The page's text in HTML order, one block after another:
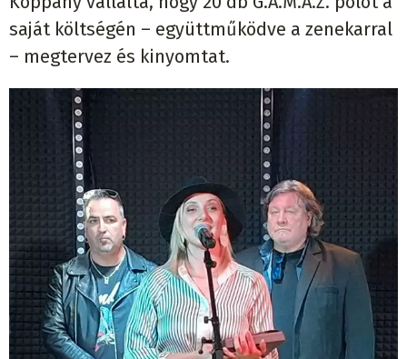
saját költségén – együttműködve a zenekarral
– megtervez és kinyomtat.